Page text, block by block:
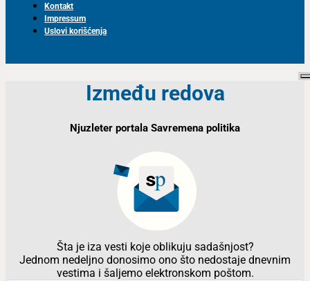
Kontakt
Impressum
Uslovi korišćenja
Između redova
Njuzleter portala Savremena politika
Šta je iza vesti koje oblikuju sadašnjost?
Jednom nedeljno donosimo ono što nedostaje dnevnim
vestima i šaljemo elektronskom poštom.